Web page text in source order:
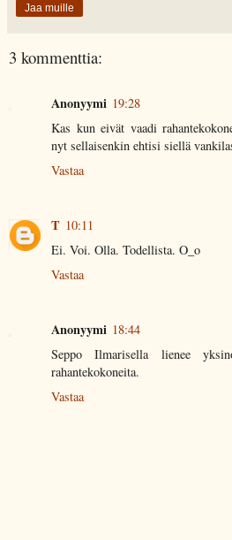
Jaa muille
3 kommenttia:
Anonyymi 19:28
Kas kun eivät vaadi
nyt sellaisenkin ehtisi siellä
Vastaa
T 10:11
Ei. Voi. Olla. Todellista. O_o
Vastaa
Anonyymi 18:44
Seppo Ilmarisella lienee
rahantekokoneita.
Vastaa